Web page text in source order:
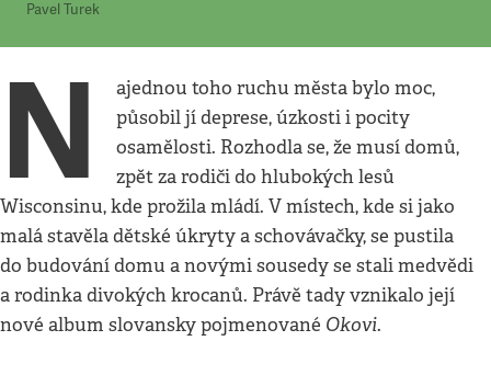
Pavel Turek
N
ajednou toho ruchu města bylo moc,
působil jí deprese, úzkosti i pocity
osamělosti. Rozhodla se, že musí domů,
zpět za rodiči do hlubokých lesů
Wisconsinu, kde prožila mládí. V místech, kde si jako
malá stavěla dětské úkryty a schovávačky, se pustila
do budování domu a novými sousedy se stali medvědi
a rodinka divokých krocanů. Právě tady vznikalo její
nové album slovansky pojmenované Okovi.